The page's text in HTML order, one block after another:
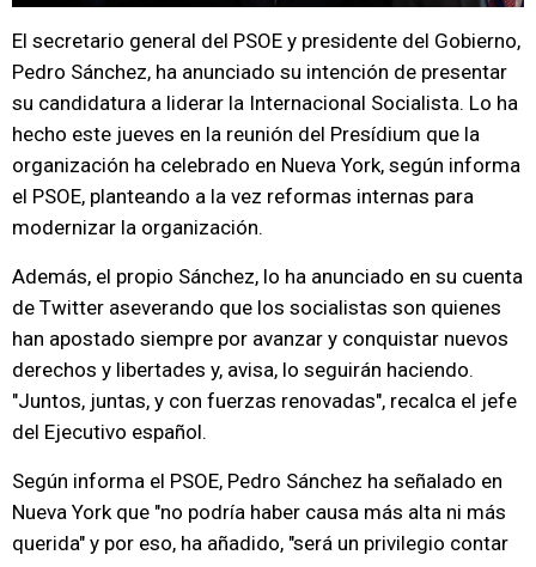
El secretario general del PSOE y presidente del Gobierno,
Pedro Sánchez, ha anunciado su intención de presentar
su candidatura a liderar la Internacional Socialista. Lo ha
hecho este jueves en la reunión del Presídium que la
organización ha celebrado en Nueva York, según informa
el PSOE, planteando a la vez reformas internas para
modernizar la organización.
Además, el propio Sánchez, lo ha anunciado en su cuenta
de Twitter aseverando que los socialistas son quienes
han apostado siempre por avanzar y conquistar nuevos
derechos y libertades y, avisa, lo seguirán haciendo.
"Juntos, juntas, y con fuerzas renovadas", recalca el jefe
del Ejecutivo español.
Según informa el PSOE, Pedro Sánchez ha señalado en
Nueva York que "no podría haber causa más alta ni más
querida" y por eso, ha añadido, "será un privilegio contar